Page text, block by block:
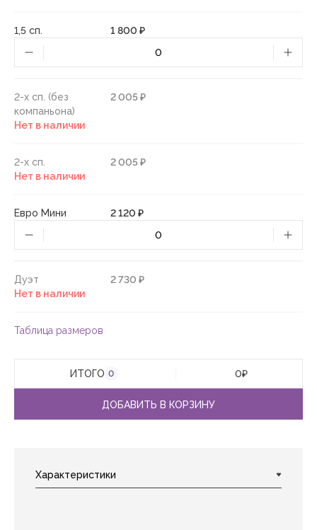
1,5 сп. 1 800 ₽
2-х сп. (без
компаньона)
2 005 ₽
Нет в наличии
2-х сп.
2 005 ₽
Нет в наличии
Евро Мини 2 120 ₽
Дуэт
2 730 ₽
Нет в наличии
Таблица размеров
ИТОГО 0 0₽
ДОБАВИТЬ В КОРЗИНУ